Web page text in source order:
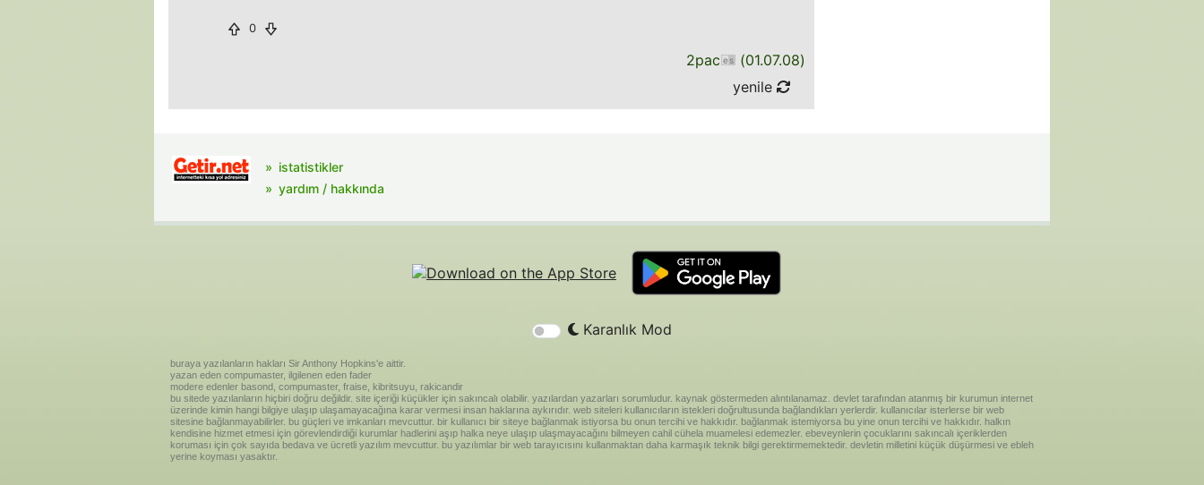
0
2pac (01.07.08)
yenile
istatistikler
yardım / hakkında
Karanlık Mod
buraya yazılanların hakları Sir Anthony Hopkins'e aittir.
yazan eden compumaster, ilgilenen eden fader
modere edenler basond, compumaster, fraise, kibritsuyu, rakicandir
bu sitede yazılanların hiçbiri doğru değildir. site içeriği küçükler için sakıncalı olabilir. yazılardan yazarları sorumludur. kaynak göstermeden alıntılanamaz. devlet tarafından atanmış bir kurumun internet
üzerinde kimin hangi bilgiye ulaşıp ulaşamayacağına karar vermesi insan haklarına aykırıdır. web siteleri kullanıcıların istekleri doğrultusunda bağlandıkları yerlerdir. kullanıcılar isterlerse bir web
sitesine bağlanmayabilirler. bu güçleri ve imkanları mevcuttur. bir kullanıcı bir siteye bağlanmak istiyorsa bu onun tercihi ve hakkıdır. bağlanmak istemiyorsa bu yine onun tercihi ve hakkıdır. halkın
kendisine hizmet etmesi için görevlendirdiği kurumlar hadlerini aşıp halka neye ulaşıp ulaşmayacağını bilmeyen cahil cühela muamelesi edemezler. ebeveynlerin çocuklarını sakıncalı içeriklerden
koruması için çok sayıda bedava ve ücretli yazılım mevcuttur. bu yazılımlar bir web tarayıcısını kullanmaktan daha karmaşık teknik bilgi gerektirmemektedir. devletin milletini küçük düşürmesi ve ebleh
yerine koyması yasaktır.